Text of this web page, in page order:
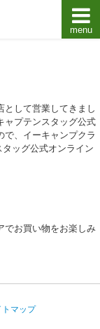
品通販店【eキャンプ
menu
として営業してきまし
ャプテンスタッグ公式
で、イーキャンプクラ
ッグ公式オンライン
でお買い物をお楽しみ
トマップ